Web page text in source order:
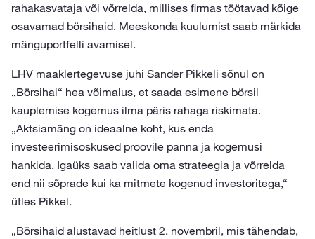
rahakasvataja või võrrelda, millises firmas töötavad kõige
osavamad börsihaid. Meeskonda kuulumist saab märkida
mänguportfelli avamisel.
LHV maaklertegevuse juhi Sander Pikkeli sõnul on
„Börsihai“ hea võimalus, et saada esimene börsil
kauplemise kogemus ilma päris rahaga riskimata.
„Aktsiamäng on ideaalne koht, kus enda
investeerimisoskused proovile panna ja kogemusi
hankida. Igaüks saab valida oma strateegia ja võrrelda
end nii sõprade kui ka mitmete kogenud investoritega,“
ütles Pikkel.
„Börsihaid alustavad heitlust 2. novembril, mis tähendab,